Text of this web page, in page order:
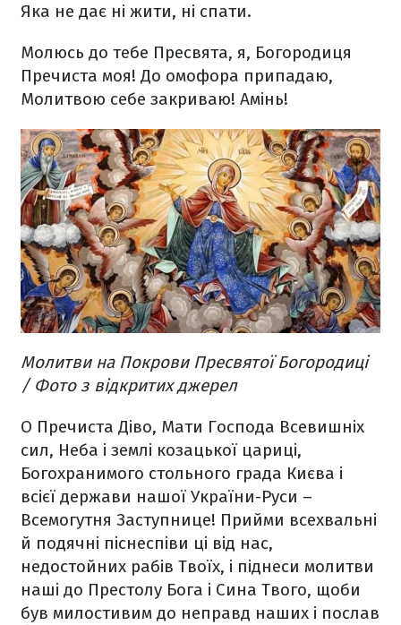
Яка не дає ні жити, ні спати.
Молюсь до тебе Пресвята, я, Богородиця
Пречиста моя! До омофора припадаю,
Молитвою себе закриваю! Амінь!
Молитви на Покрови Пресвятої Богородиці
/ Фото з відкритих джерел
О Пречиста Діво, Мати Господа Всевишніх
сил, Неба і землі козацької цариці,
Богохранимого стольного града Києва і
всієї держави нашої України-Руси –
Всемогутня Заступнице! Прийми всехвальні
й подячні піснеспіви ці від нас,
недостойних рабів Твоїх, і піднеси молитви
наші до Престолу Бога і Сина Твого, щоби
був милостивим до неправд наших і послав